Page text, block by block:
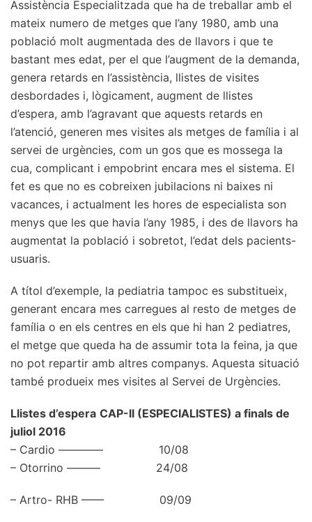
Assistència Especialitzada que ha de treballar amb el
mateix numero de metges que l’any 1980, amb una
població molt augmentada des de llavors i que te
bastant mes edat, per el que l’augment de la demanda,
genera retards en l’assistència, llistes de visites
desbordades i, lògicament, augment de llistes
d’espera, amb l’agravant que aquests retards en
l’atenció, generen mes visites als metges de família i al
servei de urgències, com un gos que es mossega la
cua, complicant i empobrint encara mes el sistema. El
fet es que no es cobreixen jubilacions ni baixes ni
vacances, i actualment les hores de especialista son
menys que les que havia l’any 1985, i des de llavors ha
augmentat la població i sobretot, l’edat dels pacients-
usuaris.
A títol d’exemple, la pediatria tampoc es substitueix,
generant encara mes carregues al resto de metges de
família o en els centres en els que hi han 2 pediatres,
el metge que queda ha de assumir tota la feina, ja que
no pot repartir amb altres companys. Aquesta situació
també produeix mes visites al Servei de Urgències.
Llistes d’espera CAP-II (ESPECIALISTES) a finals de
juliol 2016
– Cardio ———— 10/08
– Otorrino ——— 24/08
– Artro- RHB —— 09/09